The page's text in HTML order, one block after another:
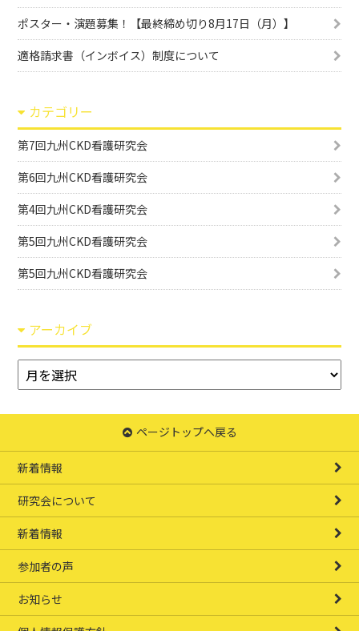
ポスター・演題募集！【最終締め切り8月17日（月）】
適格請求書（インボイス）制度について
カテゴリー
第7回九州CKD看護研究会
第6回九州CKD看護研究会
第4回九州CKD看護研究会
第5回九州CKD看護研究会
第5回九州CKD看護研究会
アーカイブ
ア
ー
ブ
ページトップへ戻る
新着情報
研究会について
新着情報
参加者の声
お知らせ